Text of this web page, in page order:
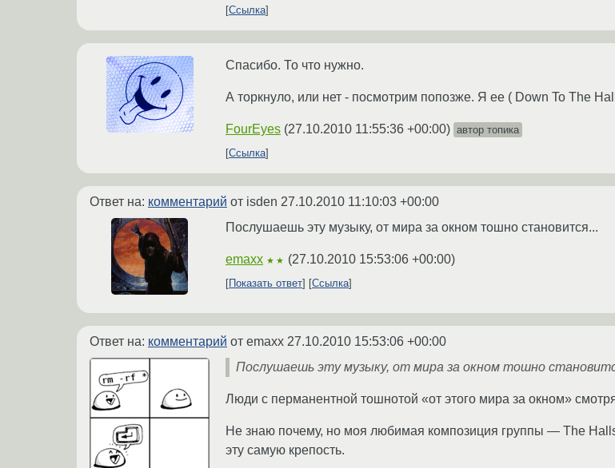
Ссылка
Спасибо. То что нужно.
А торкнуло, или нет - посмотрим попозже. Я ее ( Down To The
FourEyes (27.10.2010 11:55:36 +00:00) автор топика
Ссылка
Ответ на: комментарий от isden 27.10.2010 11:10:03 +00:00
Послушаешь эту музыку, от мира за окном тошно становится...
emaxx ★★ (27.10.2010 15:53:06 +00:00)
Показать ответ Ссылка
Ответ на: комментарий от emaxx 27.10.2010 15:53:06 +00:00
Послушаешь эту музыку, от мира за окном тошно
Люди с перманентной тошнотой «от этого мира за окном»
Не знаю почему, но моя любимая композиция группы — The
эту самую крепость.